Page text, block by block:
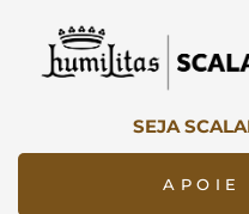
SEJA
APOIE